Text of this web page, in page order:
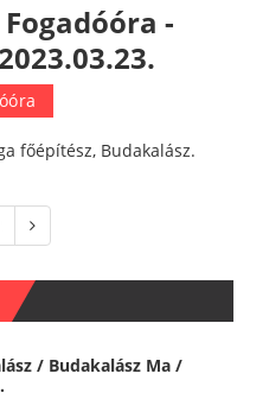
-
főépítész, Budakalász.
/ Budakalász Ma /